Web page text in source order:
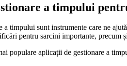
a timpului
a timpului sunt instrumente care ne
pentru sarcini importante, precum
populare aplicații de gestionare a